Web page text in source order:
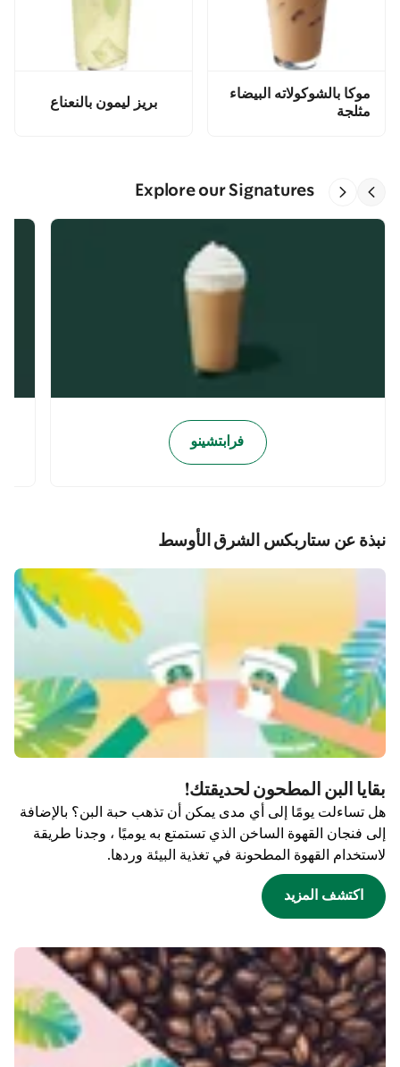
موكا بالشوكولاته البيضاء
مثلجة
بريز ليمون بالنعناع
Explore our Signatures
فرابتشينو
نبذة عن ستاربكس الشرق الأوسط
بقايا البن المطحون لحديقتك!
هل تساءلت يومًا إلى أي مدى يمكن أن تذهب حبة البن؟ بالإضافة
إلى فنجان القهوة الساخن الذي تستمتع به يوميًا ، وجدنا طريقة
لاستخدام القهوة المطحونة في تغذية البيئة وردها.
اكتشف المزيد